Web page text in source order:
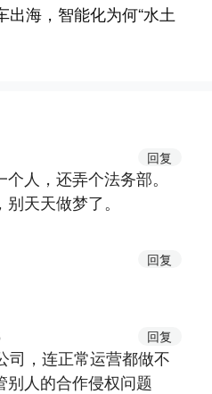
出海，智能化为何“水土
回复
人，还弄个法务部。
天天做梦了。
回复
回复
司，连正常运营都做不
别人的合作侵权问题